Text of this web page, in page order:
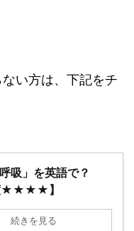
い方は、下記をチ
吸」を英語で？
★★★★】
続きを見る